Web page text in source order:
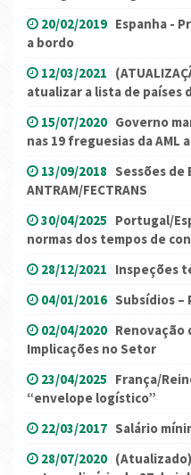
20/02/2019 Espanha -
a bordo
12/03/2021
atualizar a lista de países
15/07/2020 Governo
nas 19 freguesias da AML
13/09/2018 Sessões de
ANTRAM/FECTRANS
30/04/2025 Portugal/
normas dos tempos de
28/12/2021 Inspeções
04/01/2016 Subsídios –
02/04/2020 Renovação
Implicações no Setor
23/04/2025 França/
“envelope logístico”
22/03/2017 Salário
28/07/2020